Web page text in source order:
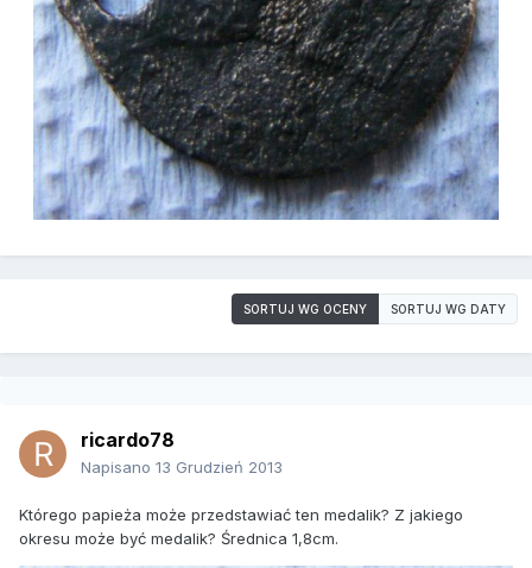
SORTUJ WG OCENY SORTUJ WG DATY
ricardo78
Napisano 13 Grudzień 2013
Którego papieża może przedstawiać ten medalik? Z jakiego
okresu może być medalik? Średnica 1,8cm.